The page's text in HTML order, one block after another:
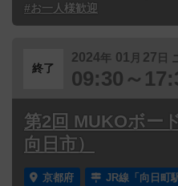
#お一人様歓迎
終了
2024年 01 月 27 日
09:30～
第2回 MUKOボー
向日市）
京都府 JR線「向日町